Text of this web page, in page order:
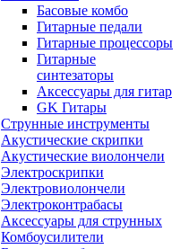
Басовые комбо
Гитарные педали
Гитарные процессоры
Гитарные
синтезаторы
Аксессуары для гитар
GK Гитары
Струнные инструменты
Акустические скрипки
Акустические виолончели
Электроскрипки
Электровиолончели
Электроконтрабасы
Аксессуары для струнных
Комбоусилители